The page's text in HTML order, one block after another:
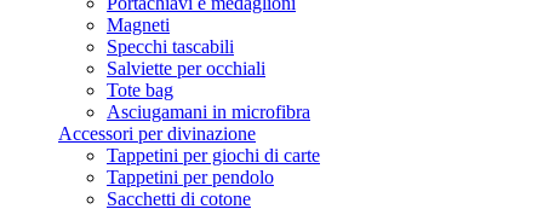
Magneti
Specchi tascabili
Salviette per occhiali
Tote bag
Asciugamani in microfibra
Accessori per divinazione
Tappetini per giochi di carte
Tappetini per pendolo
Sacchetti di cotone